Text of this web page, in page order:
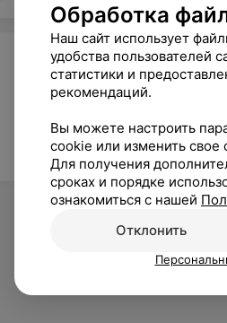
Обработка
Наш сайт использует
удобства пользователей
статистики и
рекомендаций.
Вы можете настроить
cookie или изменить свое
Для получения
сроках и порядке
ознакомиться с нашей
Отклонить